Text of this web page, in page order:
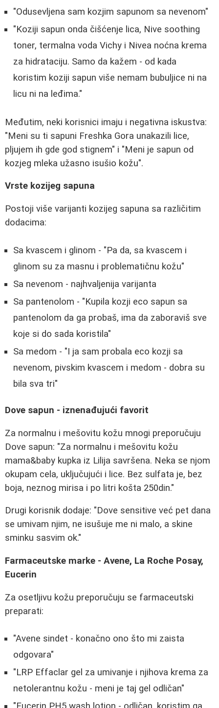
"Odusevljena sam kozjim sapunom sa nevenom"
"Koziji sapun onda čišćenje lica, Nive soothing
toner, termalna voda Vichy i Nivea noćna krema
za hidrataciju. Samo da kažem - od kada
koristim koziji sapun više nemam bubuljice ni na
licu ni na leđima."
Međutim, neki korisnici imaju i negativna iskustva:
"Meni su ti sapuni Freshka Gora unakazili lice,
pljujem ih gde god stignem" i "Meni je sapun od
kozjeg mleka užasno isušio kožu".
Vrste kozijeg sapuna
Postoji više varijanti kozijeg sapuna sa različitim
dodacima:
Sa kvascem i glinom - "Pa da, sa kvascem i
glinom su za masnu i problematičnu kožu"
Sa nevenom - najhvaljenija varijanta
Sa pantenolom - "Kupila kozji eco sapun sa
pantenolom da ga probaš, ima da zaboraviš sve
koje si do sada koristila"
Sa medom - "I ja sam probala eco kozji sa
nevenom, pivskim kvascem i medom - dobra su
bila sva tri"
Dove sapun - iznenađujući favorit
Za normalnu i mešovitu kožu mnogi preporučuju
Dove sapun: "Za normalnu i mešovitu kožu
mama&baby kupka iz Lilija savršena. Neka se njom
okupam cela, uključujući i lice. Bez sulfata je, bez
boja, neznog mirisa i po litri košta 250din."
Drugi korisnik dodaje: "Dove sensitive već pet dana
se umivam njim, ne isušuje me ni malo, a skine
sminku sasvim ok."
Farmaceutske marke - Avene, La Roche Posay,
Eucerin
Za osetljivu kožu preporučuju se farmaceutski
preparati:
"Avene sindet - konačno ono što mi zaista
odgovara"
"LRP Effaclar gel za umivanje i njihova krema za
netolerantnu kožu - meni je taj gel odličan"